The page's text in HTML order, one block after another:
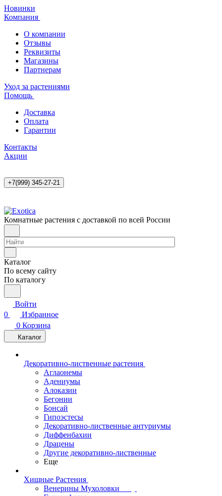
Новинки
Компания
О компании
Отзывы
Реквизиты
Магазины
Партнерам
Уход за растениями
Помощь
Доставка
Оплата
Гарантии
Контакты
Акции
+7(999) 345-27-21
Комнатные растения с доставкой по всей России
Каталог
По всему сайту
По каталогу
Войти
0
Избранное
0 Корзина
Каталог
Декоративно-лиственные растения
Аглаонемы
Адениумы
Алоказии
Бегонии
Бонсай
Гипоэстесы
Декоративно-лиственные антуриумы
Диффенбахии
Драцены
Другие декоративно-лиственные
Еще
Хищные Растения
Венерины Мухоловки